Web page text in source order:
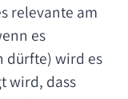
relevante am
es
dürfte) wird es
wird, dass